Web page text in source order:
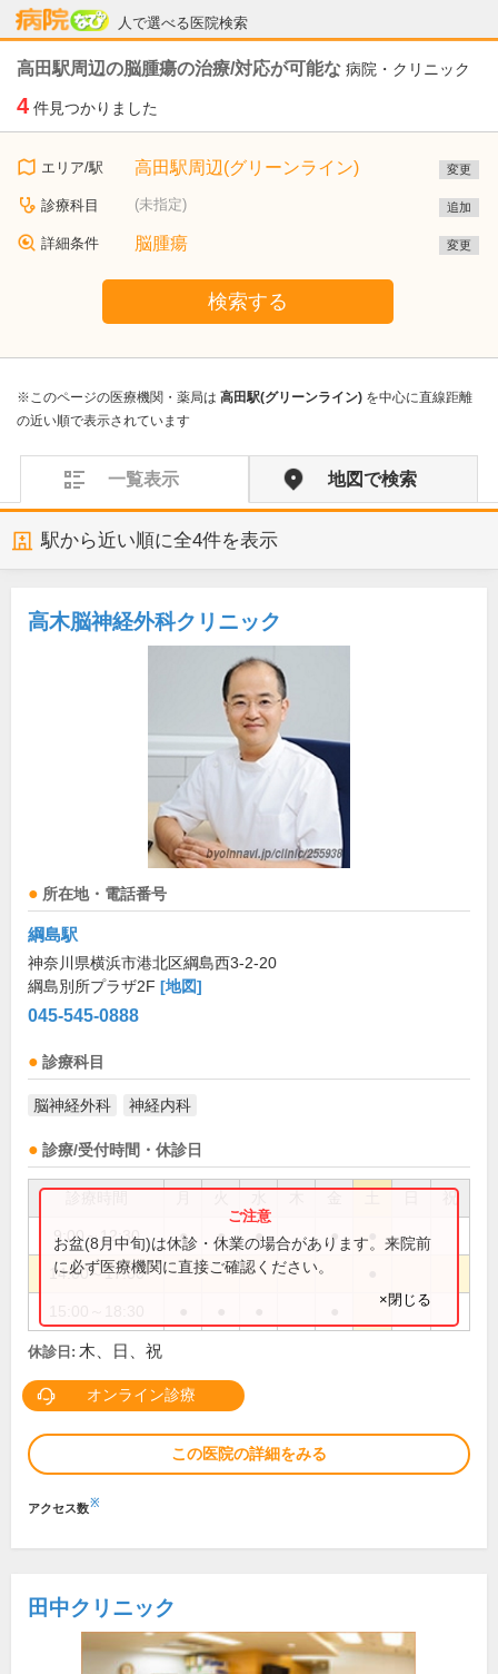
人で選べる医院検索
病院なび
高田駅周辺の脳腫瘍の治療/対応が可能な 病院・クリニック
4 件見つかりました
エリア/駅 高田駅周辺(グリーンライン) 変更
診療科目 (未指定) 追加
詳細条件 脳腫瘍 変更
検索する
※このページの医療機関・薬局は 高田駅(グリーンライン) を中心に直線距離
の近い順で表示されています
一覧表示 地図で検索
駅から近い順に全4件を表示
高木脳神経外科クリニック
所在地・電話番号
綱島駅
神奈川県横浜市港北区綱島西3-2-20
綱島別所プラザ2F [地図]
045-545-0888
診療科目
脳神経外科 神経内科
診療/受付時間・休診日
祝
9:00～12:30 ● ● ● ●
14:00～17:00
お盆(8月中旬)は休診・休業の場合があります。来院前
に必ず医療機関に直接ご確認ください。
×閉じる
休診日: 木、日、祝
オンライン診療
この医院の詳細をみる
アクセス数※
田中クリニック